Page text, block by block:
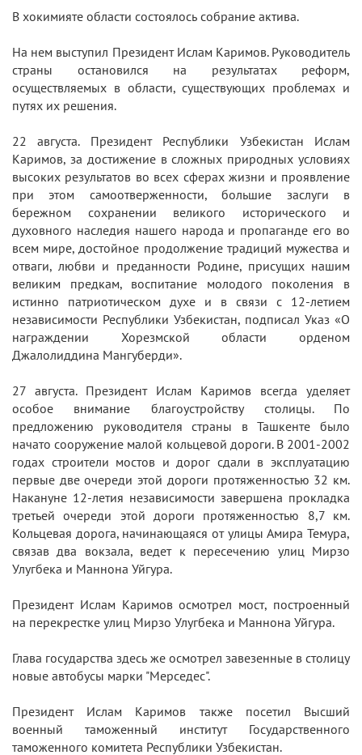
В хокимияте области состоялось собрание актива.
На нем выступил Президент Ислам Каримов. Руководитель
страны остановился на результатах реформ,
осуществляемых в области, существующих проблемах и
путях их решения.
22 августа. Президент Республики Узбекистан Ислам
Каримов, за достижение в сложных природных условиях
высоких результатов во всех сферах жизни и проявление
при этом самоотверженности, большие заслуги в
бережном сохранении великого исторического и
духовного наследия нашего народа и пропаганде его во
всем мире, достойное продолжение традиций мужества и
отваги, любви и преданности Родине, присущих нашим
великим предкам, воспитание молодого поколения в
истинно патриотическом духе и в связи с 12-летием
независимости Республики Узбекистан, подписал Указ «О
награждении Хорезмской области орденом
Джалолиддина Мангуберди».
27 августа. Президент Ислам Каримов всегда уделяет
особое внимание благоустройству столицы. По
предложению руководителя страны в Ташкенте было
начато сооружение малой кольцевой дороги. В 2001-2002
годах строители мостов и дорог сдали в эксплуатацию
первые две очереди этой дороги протяженностью 32 км.
Накануне 12-летия независимости завершена прокладка
третьей очереди этой дороги протяженностью 8,7 км.
Кольцевая дорога, начинающаяся от улицы Амира Темура,
связав два вокзала, ведет к пересечению улиц Мирзо
Улугбека и Маннона Уйгура.
Президент Ислам Каримов осмотрел мост, построенный
на перекрестке улиц Мирзо Улугбека и Маннона Уйгура.
Глава государства здесь же осмотрел завезенные в столицу
новые автобусы марки "Мерседес".
Президент Ислам Каримов также посетил Высший
военный таможенный институт Государственного
таможенного комитета Республики Узбекистан.